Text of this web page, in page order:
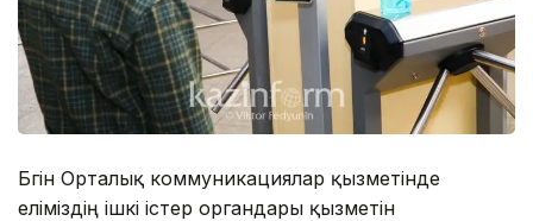
Бүгін Орталық коммуникациялар қызметінде
еліміздің ішкі істер органдары қызметін